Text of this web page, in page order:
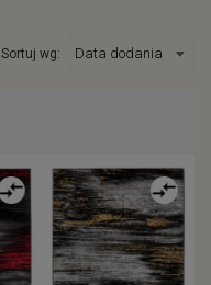
Sortuj wg: